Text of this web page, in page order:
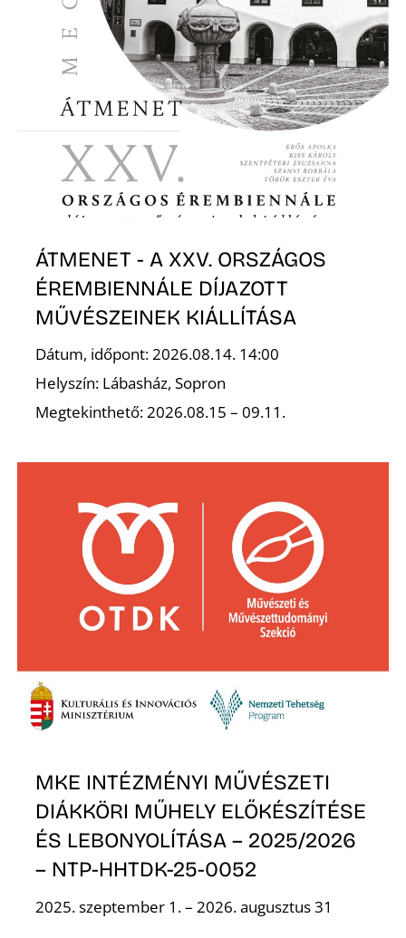
ÁTMENET - A XXV. ORSZÁGOS
ÉREMBIENNÁLE DÍJAZOTT
MŰVÉSZEINEK KIÁLLÍTÁSA
Dátum, időpont: 2026.08.14. 14:00
Helyszín: Lábasház, Sopron
Megtekinthető: 2026.08.15 – 09.11.
MKE INTÉZMÉNYI MŰVÉSZETI
DIÁKKÖRI MŰHELY ELŐKÉSZÍTÉSE
ÉS LEBONYOLÍTÁSA – 2025/2026
– NTP-HHTDK-25-0052
2025. szeptember 1. – 2026. augusztus 31